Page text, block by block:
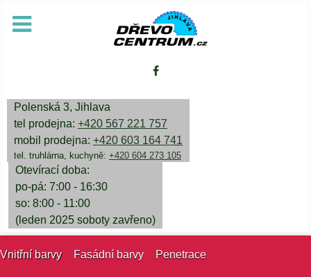
Polenská 3, Jihlava
tel prodejna: +420 567 221 757
mobil prodejna: +420 603 164 741
tel. truhlárna, kuchyně: +420 604 273 105
Otevírací doba:
po-pá: 7:00 - 16:30
so: 8:00 - 11:00
(leden 2025 soboty zavřeno)
Vnitřní barvy Fasádní barvy Penetrace